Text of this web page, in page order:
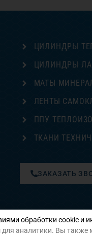
ЦИЛИНДРЫ
ЦИЛИНДРЫ
МАТЫ
ЛЕНТЫ
ППУ
ТКАНИ
ЗАКАЗАТЬ
обработки cookie и
аналитики. Вы также